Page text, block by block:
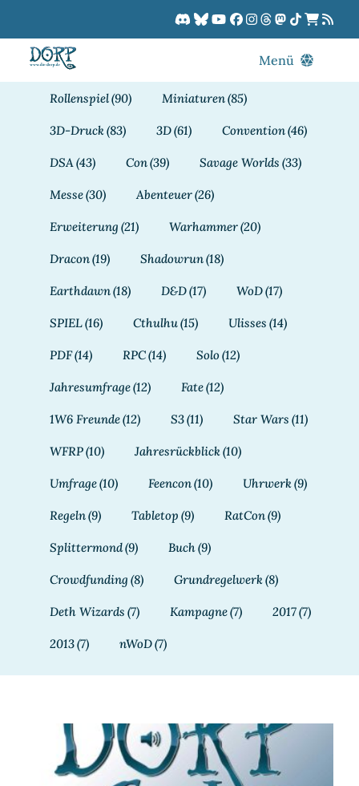
springen
Menü
Rollenspiel(90) Miniaturen(85)
3D-Druck(83) 3D(61) Convention(46)
DSA (43) Con(39) Savage Worlds (33)
Messe(30) Abenteuer(26)
Erweiterung (21) Warhammer(20)
Dracon(19) Shadowrun(18)
Earthdawn(18) D&D(17) WoD(17)
SPIEL(16) Cthulhu(15) Ulisses (14)
PDF(14) RPC(14) Solo(12)
Jahresumfrage(12) Fate(12)
1W6 Freunde(12) S3(11) Star Wars (11)
WFRP(10) Jahresrückblick(10)
Umfrage(10) Feencon(10) Uhrwerk(9)
Regeln(9) Tabletop (9) RatCon(9)
Splittermond(9) Buch(9)
Crowdfunding (8) Grundregelwerk(8)
Deth Wizards (7) Kampagne(7) 2017(7)
2013(7) nWoD(7)